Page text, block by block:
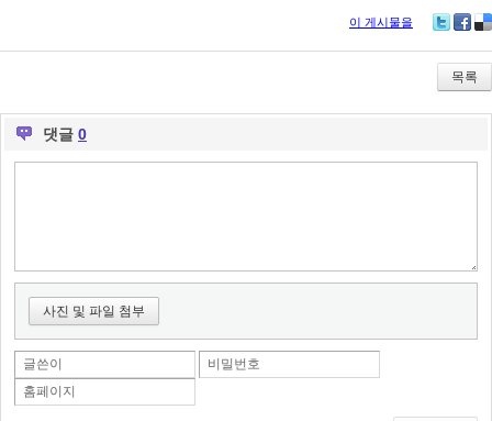
이 게시물을
itte ce
bo
ok
lici
ou
s
목록
댓글 0
사진 및 파일 첨부
글쓴이
비밀번호
홈페이지